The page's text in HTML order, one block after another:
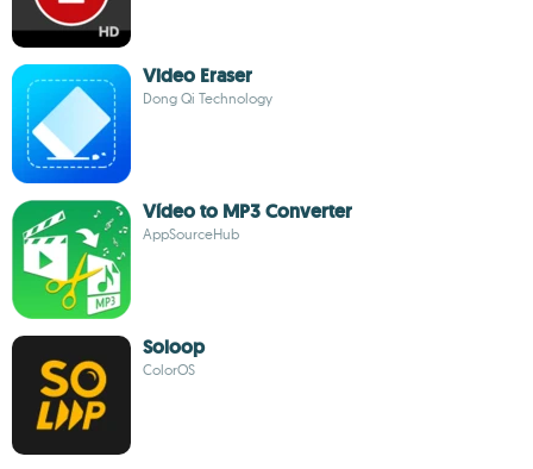
Video Eraser
Dong Qi Technology
Vídeo to MP3 Converter
AppSourceHub
Soloop
ColorOS